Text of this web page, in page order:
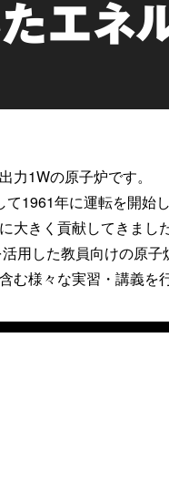
エネ
力1Wの原子炉です。
1961年に運転を開始
きく貢献してきました
用した教員向けの原子
様々な実習・講義を